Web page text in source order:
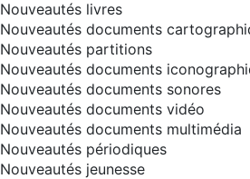
Nouveautés livres
Nouveautés documents
Nouveautés partitions
Nouveautés documents
Nouveautés documents sonores
Nouveautés documents vidéo
Nouveautés documents multimédia
Nouveautés périodiques
Nouveautés jeunesse